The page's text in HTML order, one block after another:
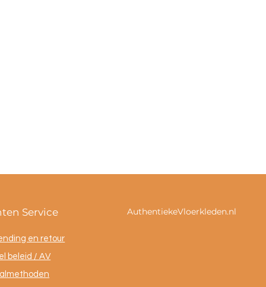
Service
en retour
beleid / AV
AuthentiekeVloerkleden.nl